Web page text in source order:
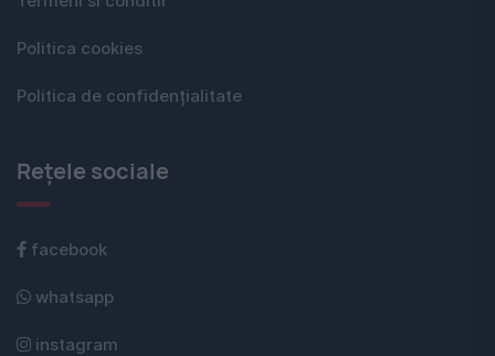
Politica cookies
Politica de confidențialitate
Rețele sociale
facebook
whatsapp
instagram